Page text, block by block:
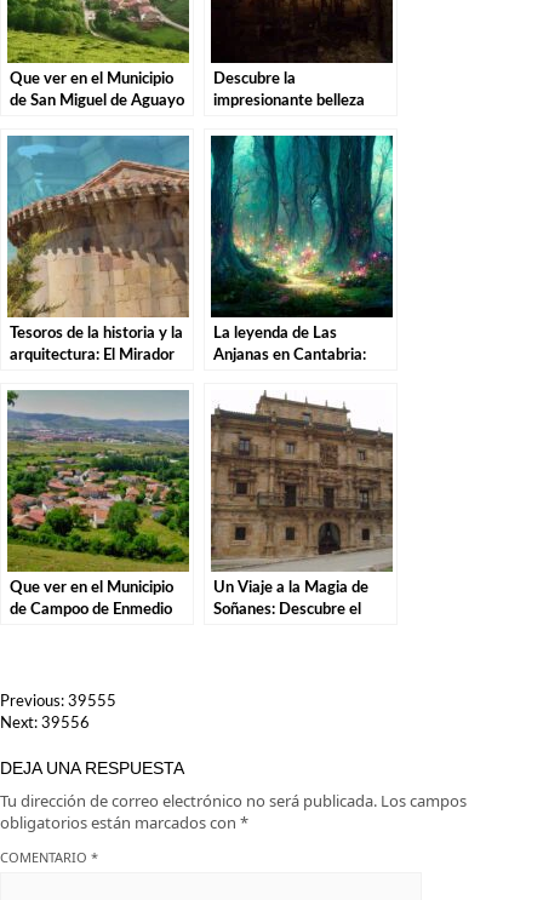
Que ver en el Municipio
de San Miguel de Aguayo
Descubre la
impresionante belleza
de Coventosa en
Arredondo
Tesoros de la historia y la
arquitectura: El Mirador
Comillas
La leyenda de Las
Anjanas en Cantabria:
estas misteriosas
criaturas
Que ver en el Municipio
de Campoo de Enmedio
Un Viaje a la Magia de
Soñanes: Descubre el
NAVEGACIÓN
DE
Previous: 39555
Next: 39556
DEJA UNA RESPUESTA
Tu dirección de correo electrónico no será publicada. Los campos
obligatorios están marcados con *
COMENTARIO *